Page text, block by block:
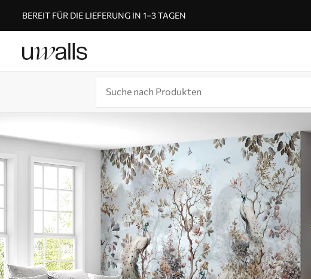
BEREIT FÜR DIE LIEFERUNG IN 1–3 TAGEN